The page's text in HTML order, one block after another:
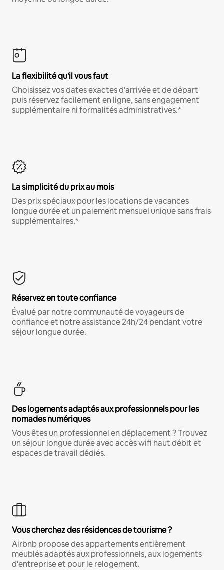
La flexibilité qu'il vous faut
Choisissez vos dates exactes d'arrivée et de départ
puis réservez facilement en ligne, sans engagement
supplémentaire ni formalités administratives.*
La simplicité du prix au mois
Des prix spéciaux pour les locations de vacances
longue durée et un paiement mensuel unique sans frais
supplémentaires.*
Réservez en toute confiance
Évalué par notre communauté de voyageurs de
confiance et notre assistance 24h/24 pendant votre
séjour longue durée.
Des logements adaptés aux professionnels pour les
nomades numériques
Vous êtes un professionnel en déplacement ? Trouvez
un séjour longue durée avec accès wifi haut débit et
espaces de travail dédiés.
Vous cherchez des résidences de tourisme ?
Airbnb propose des appartements entièrement
meublés adaptés aux professionnels, aux logements
d'entreprise et pour le relogement.